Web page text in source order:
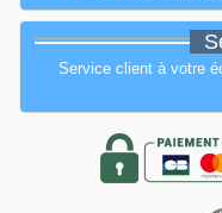
Service client à votre